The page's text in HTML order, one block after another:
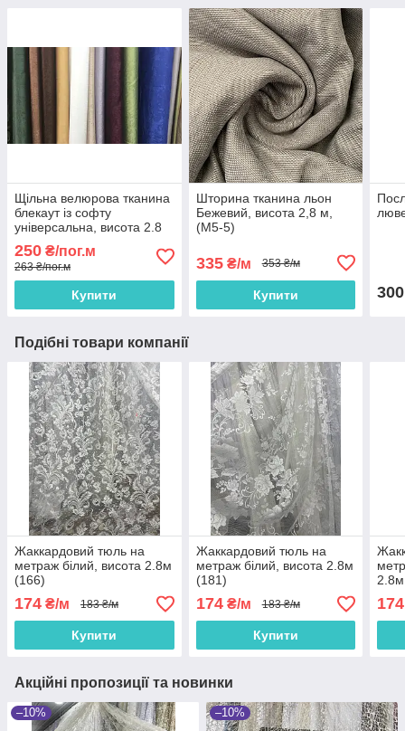
Щільна велюрова тканина
блекаут із софту
універсальна, висота 2.8
250 ₴/пог.м
263 ₴/пог.м
Купити
Шторина тканина льон
Бежевий, висота 2,8 м,
(M5-5)
335₴/м 353 ₴/м
Купити 300
Подібні товари компанії
Жаккардовий тюль на
метраж білий, висота 2.8м
(166)
174 ₴/м 183 ₴/м
Купити
Жаккардовий тюль на
метраж білий, висота 2.8м
(181)
174₴/м 183 ₴/м
Купити
174
Акційні пропозиції та новинки
–10% –10%